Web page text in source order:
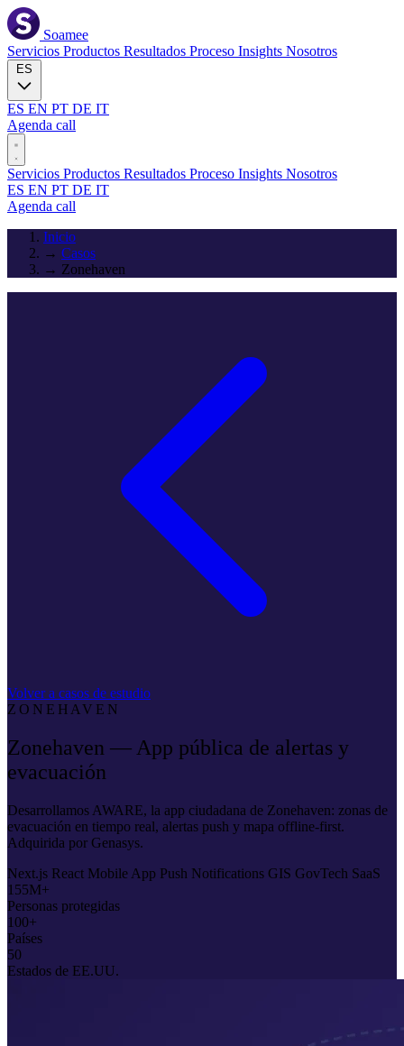
Soamee
Servicios Productos Resultados Proceso Insights Nosotros
ES EN PT DE IT
Agenda call
Servicios Productos Resultados Proceso Insights Nosotros
ES EN PT DE IT
Agenda call
Inicio
→ Casos
→ Zonehaven
Volver a casos de estudio
ZONEHAVEN
Zonehaven — App pública de alertas y
evacuación
Desarrollamos AWARE, la app ciudadana de Zonehaven: zonas de
evacuación en tiempo real, alertas push y mapa offline-first.
Adquirida por Genasys.
Next.js React Mobile App Push Notifications GIS GovTech SaaS
155M+
Personas protegidas
100+
Países
50
Estados de EE.UU.